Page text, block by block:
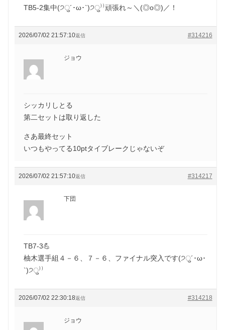
TB5-2集中(੭ु´･ω･`)੭ु⁾⁾頑張れ～＼(◎o◎)／！
2026/07/02 21:57:10 #314216
返信
ジョウ
シッカリしとる
第二セットは取り返した
さあ最終セット
いつもやってる10ptタイブレークじゃないぞ
2026/07/02 21:57:10 #314217
返信
下団
TB7-3💪
柚木選手組４－６、７－６、ファイナル突入です(੭ु´･ω･
`)੭ु⁾⁾
2026/07/02 22:30:18 #314218
返信
ジョウ